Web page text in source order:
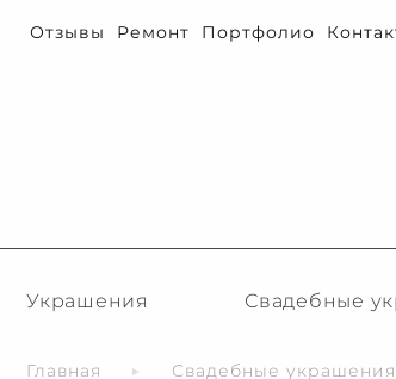
Отзывы Ремонт Портфолио
Украшения Свадебные
Главная Свадебные украшения